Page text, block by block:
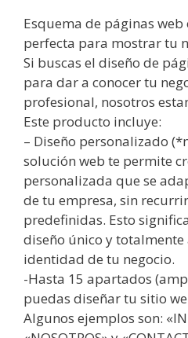
Esquema de páginas web
perfecta para mostrar tu
Si buscas el diseño de
para dar a conocer tu
profesional, nosotros
Este producto incluye:
– Diseño personalizado
solución web te permite
personalizada que se
de tu empresa, sin
predefinidas. Esto
diseño único y
identidad de tu negocio.
-Hasta 15 apartados
puedas diseñar tu sitio
Algunos ejemplos son: